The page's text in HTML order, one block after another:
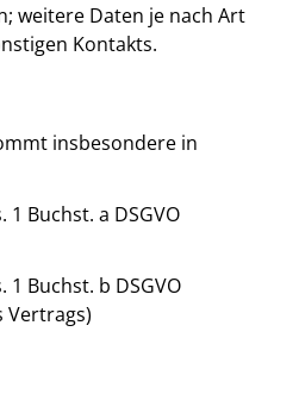
weitere Daten je nach Art
Kontakts.
insbesondere in
1 Buchst. a DSGVO
1 Buchst. b DSGVO
Vertrags)